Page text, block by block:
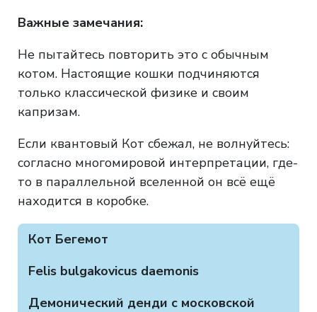
Важные замечания:
Не пытайтесь повторить это с обычным
котом. Настоящие кошки подчиняются
только классической физике и своим
капризам.
Если квантовый Кот сбежал, не волнуйтесь:
согласно многомировой интерпретации, где-
то в параллельной вселенной он всё ещё
находится в коробке.
Кот Бегемот
Felis bulgakovicus daemonis
Демонический денди с московской